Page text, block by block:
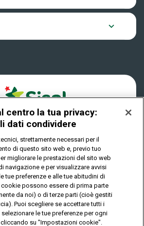
AI MINORI E PUÒ CAUSARE
PATOLOGICA
Italia S.p.A. - P.I. 02433760135
Cookies
Mappa
del
centro la tua privacy:
dati condividere
strettamente necessari per il
di questo sito web e, previo tuo
migliorare le prestazioni del sito web
navigazione e per visualizzare avvisi
tue preferenze e alle tue abitudini di
cookie possono essere di prima parte
da noi) o di terze parti (cioè gestiti
Puoi scegliere se accettare tutti i
le tue preferenze per ogni
su "Impostazioni cookie".